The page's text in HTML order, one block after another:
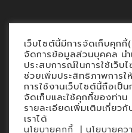
Contact
นโยบายคุกกี้
นโยบายข้อมูลส่วนบุคคล
เว็บไซต์นี้มีการจัดเก็บคุก
จัดการข้อมูลส่วนบุคคล นำ
ประสบการณ์ในการใช้เว็บ
ช่วยเพิ่มประสิทธิภาพการใ
การใช้งานเว็บไซต์นี้ถือเป็น
จัดเก็บและใช้คุกกี้ของท่า
รายละเอียดเพิ่มเติมเกี่ยว
เราได้
นโยบายคุกกี้ | นโยบายคว